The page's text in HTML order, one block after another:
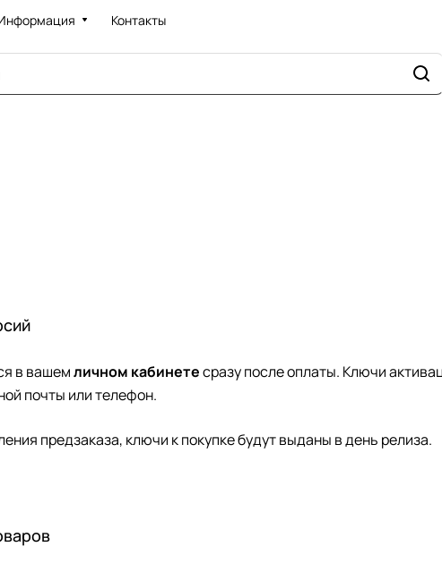
Контакты
в вашемличном кабинетесразу после оплаты. Ключи
почты или телефон.
предзаказа, ключи к покупке будут выданы в день релиза.